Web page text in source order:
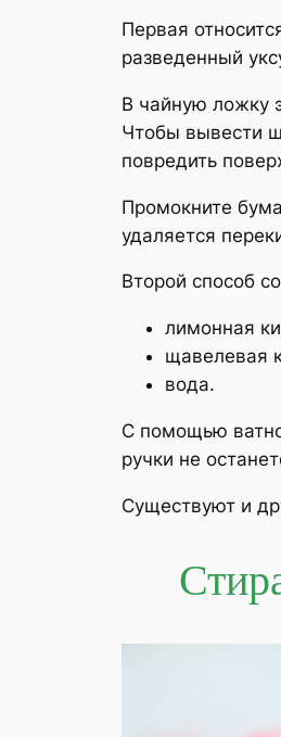
Первая
разведенный
В чайную ложку
Чтобы вывести
повредить
Промокните
удаляется
Второй способ
лимонная
щавелевая
вода.
С помощью
ручки не
Существуют и